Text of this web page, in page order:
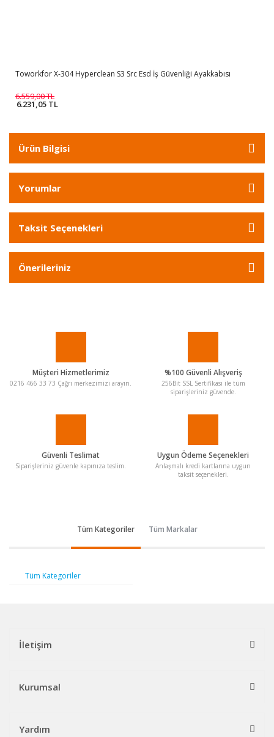
Toworkfor X-304 Hyperclean S3 Src Esd İş Güvenliği Ayakkabısı
6.559,00 TL
6.231,05 TL
Ürün Bilgisi
Yorumlar
Taksit Seçenekleri
Önerileriniz
Müşteri Hizmetlerimiz
0216 466 33 73 Çağrı merkezimizi arayın.
%100 Güvenli Alışveriş
256Bit SSL Sertifikası ile tüm
siparişleriniz güvende.
Güvenli Teslimat
Siparişleriniz güvenle kapınıza teslim.
Uygun Ödeme Seçenekleri
Anlaşmalı kredi kartlarına uygun
taksit seçenekleri.
Tüm Kategoriler Tüm Markalar
Tüm Kategoriler
İletişim
Kurumsal
Yardım